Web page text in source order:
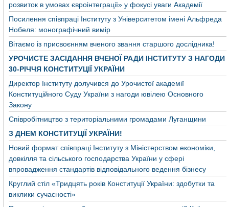
розвиток в умовах євроінтеграції» у фокусі уваги Академії
Посилення співпраці Інституту з Університетом імені Альфреда
Нобеля: монографічний вимір
Вітаємо із присвоєнням вченого звання старшого дослідника!
УРОЧИСТЕ ЗАСІДАННЯ ВЧЕНОЇ РАДИ ІНСТИТУТУ З НАГОДИ
30-РІЧЧЯ КОНСТИТУЦІЇ УКРАЇНИ
Директор Інституту долучився до Урочистої академії
Конституційного Суду України з нагоди ювілею Основного
Закону
Співробітництво з територіальними громадами Луганщини
З ДНЕМ КОНСТИТУЦІЇ УКРАЇНИ!
Новий формат співпраці Інституту з Міністерством економіки,
довкілля та сільського господарства України у сфері
впровадження стандартів відповідального ведення бізнесу
Круглий стіл «Тридцять років Конституції України: здобутки та
виклики сучасності»